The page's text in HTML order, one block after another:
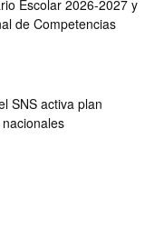
Escolar 2026-2027 y
de Competencias
SNS activa plan